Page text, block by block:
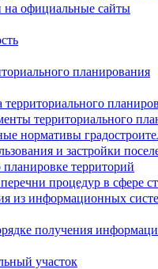
на официальные сайты
планирования
территориального
территориального
нормативы
и застройки
территорий
процедур в сфере
из информационных
получения
участок